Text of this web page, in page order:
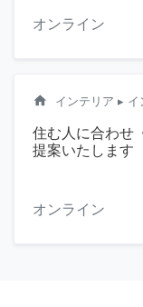
オンライン
home インテリア ▸ イ
住む人に合わせ
提案いたします
オンライン